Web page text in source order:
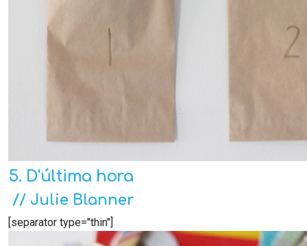
5. D'última hora
// Julie Blanner
[separator type="thin"]